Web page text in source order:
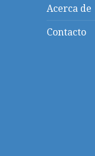
Acerca de
Contacto